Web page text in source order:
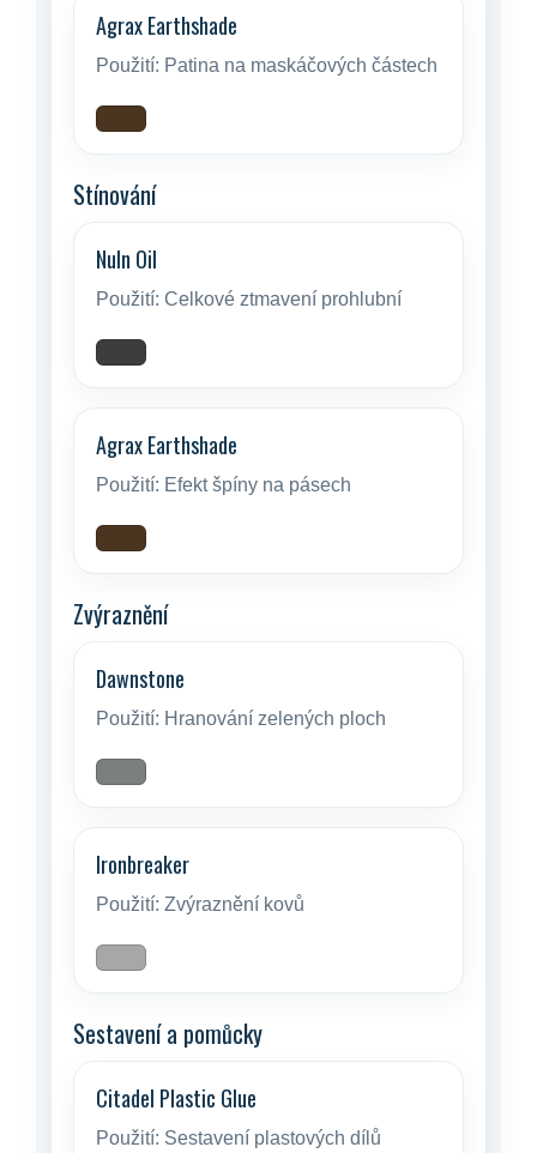
Agrax Earthshade
Použití: Patina na maskáčových částech
Stínování
Nuln Oil
Použití: Celkové ztmavení prohlubní
Agrax Earthshade
Použití: Efekt špíny na pásech
Zvýraznění
Dawnstone
Použití: Hranování zelených ploch
Ironbreaker
Použití: Zvýraznění kovů
Sestavení a pomůcky
Citadel Plastic Glue
Použití: Sestavení plastových dílů